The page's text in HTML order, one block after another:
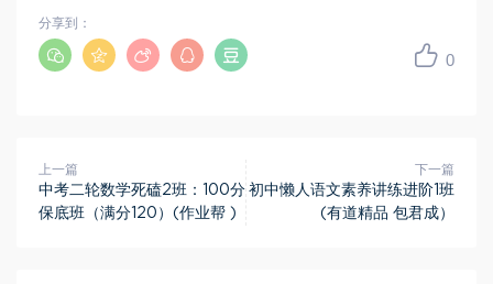
0
分享到：
上一篇
中考二轮数学死磕2班：100分
保底班（满分120）(作业帮 )
下一篇
初中懒人语文素养讲练进阶1班
(有道精品 包君成）